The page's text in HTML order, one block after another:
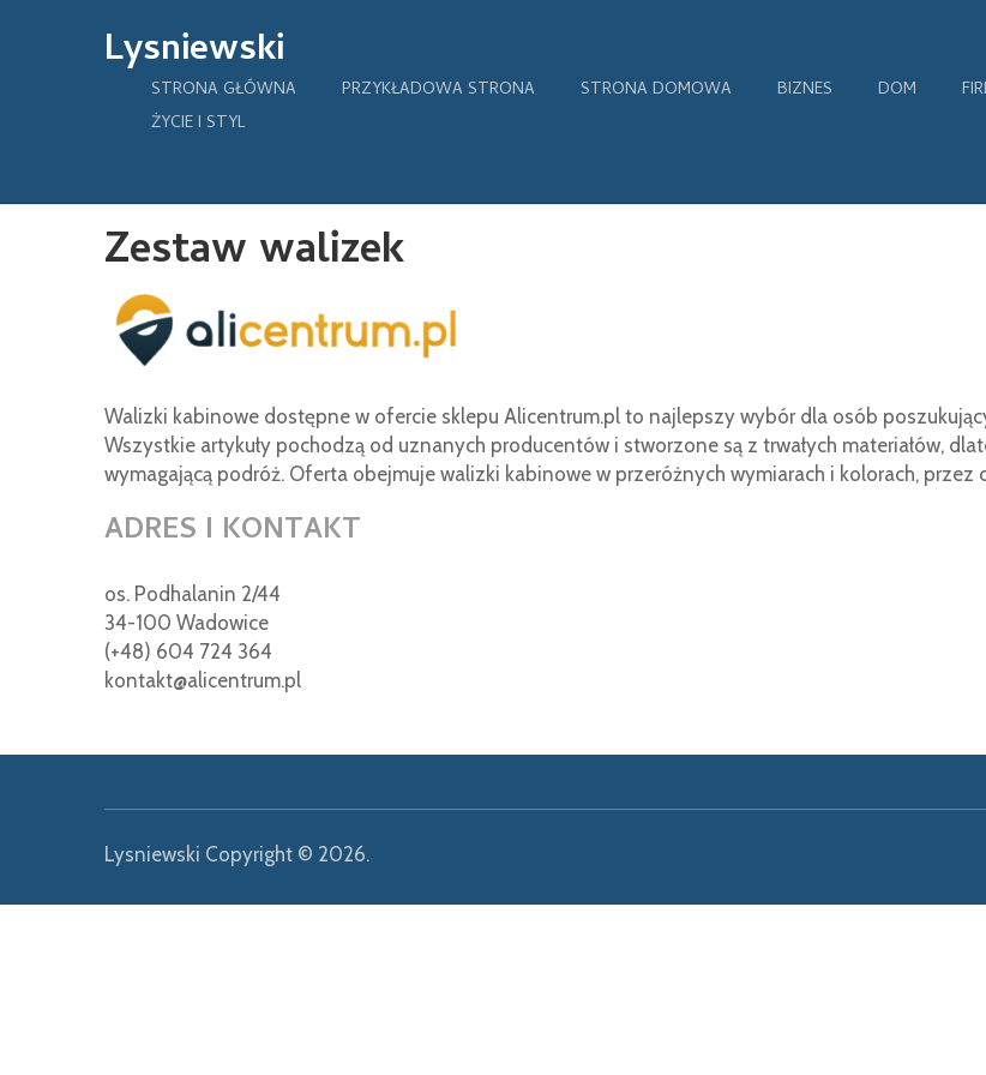
Lysniewski
STRONA GŁÓWNA PRZYKŁADOWA STRONA STRONA DOMOWA BIZNES DOM
ŻYCIE I STYL
Zestaw walizek
Walizki kabinowe dostępne w ofercie sklepu Alicentrum.pl to najlepszy wybór dla osób
Wszystkie artykuły pochodzą od uznanych producentów i stworzone są z trwałych materiałów,
wymagającą podróż. Oferta obejmuje walizki kabinowe w przeróżnych wymiarach i kolorach, przez
ADRES I KONTAKT
os. Podhalanin 2/44
34-100 Wadowice
(+48) 604 724 364
kontakt@alicentrum.pl
Lysniewski Copyright © 2026.